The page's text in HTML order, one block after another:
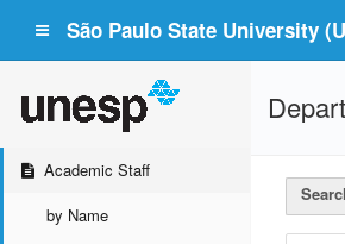
São Paulo State University
Academic Staff
by Name